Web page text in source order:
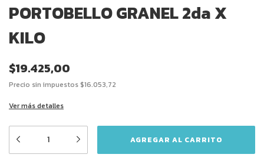
PORTOBELLO GRANEL 2da X
KILO
$19.425,00
Precio sin impuestos$16.053,72
Ver más detalles